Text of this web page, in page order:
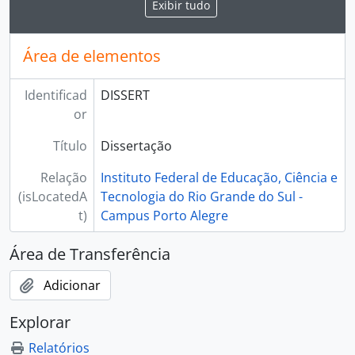
Exibir tudo
Área de elementos
Identificad
or
DISSERT
Título
Dissertação
Relação
(isLocatedA
t)
Instituto Federal de Educação, Ciência e
Tecnologia do Rio Grande do Sul -
Campus Porto Alegre
Área de Transferência
Adicionar
Explorar
Relatórios